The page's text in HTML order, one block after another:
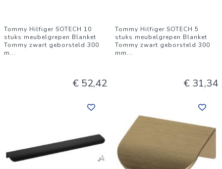
Tommy Hilfiger SOTECH 10
stuks meubelgrepen Blanket
Tommy zwart geborsteld 300
m...
€ 52,42
Tommy Hilfiger SOTECH 5
stuks meubelgrepen Blanket
Tommy zwart geborsteld 300
mm...
€ 31,34